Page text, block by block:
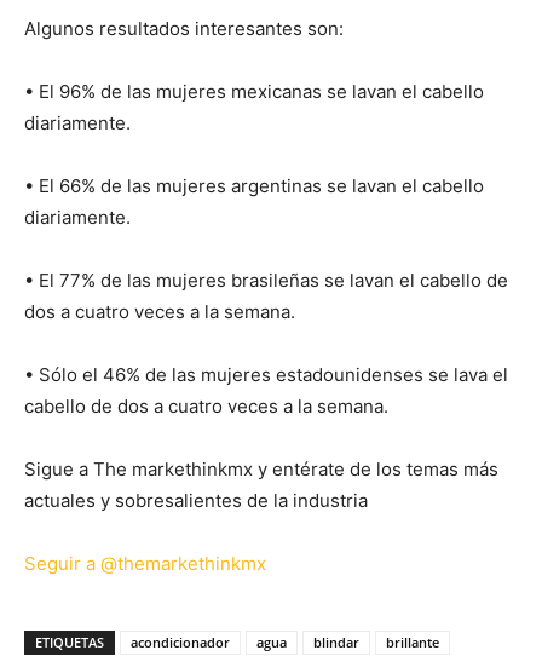
Algunos resultados interesantes son:
• El 96% de las mujeres mexicanas se lavan el cabello
diariamente.
• El 66% de las mujeres argentinas se lavan el cabello
diariamente.
• El 77% de las mujeres brasileñas se lavan el cabello de
dos a cuatro veces a la semana.
• Sólo el 46% de las mujeres estadounidenses se lava el
cabello de dos a cuatro veces a la semana.
Sigue a The markethinkmx y entérate de los temas más
actuales y sobresalientes de la industria
Seguir a @themarkethinkmx
ETIQUETAS acondicionador agua blindar brillante